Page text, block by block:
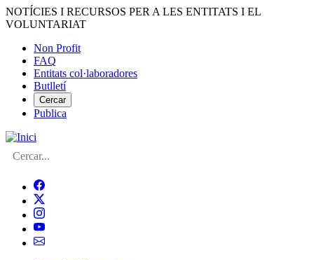
Vés
al
NOTÍCIES I RECURSOS PER A LES ENTITATS I EL
VOLUNTARIAT
Menú
del
compte
d'usuari
Non Profit
FAQ
Entitats col·laboradores
Butlletí
Cercar
Publica
Cerca